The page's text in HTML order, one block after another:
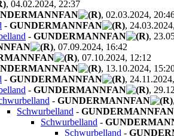
, 04.02.2024, 22:37
, 02.03.2024,
- GUNDERMANNFAN
,
- GUNDERMANNFAN
,
, 07.09.2024, 16:42
, 07.10.2024, 12:12
, 13.10.2024,
- GUNDERMANNFAN
,
- GUNDERMANNFAN
,
- GUNDERMANNFAN
Schwurbelland - GUNDERMANNFAN
Schwurbelland -
Schwurbelland -